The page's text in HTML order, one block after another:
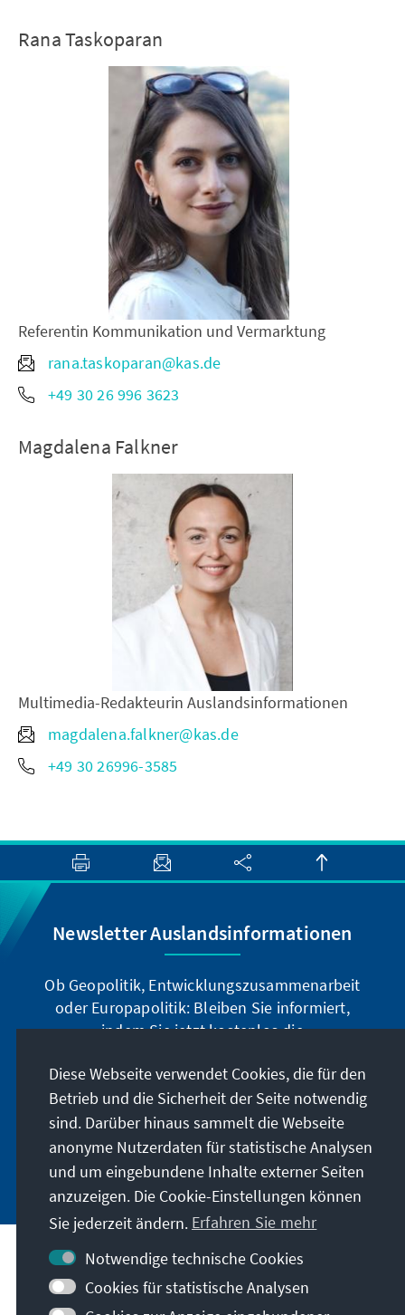
Rana Taskoparan
Referentin Kommunikation und Vermarktung
rana.taskoparan@kas.de
+49 30 26 996 3623
Magdalena Falkner
Multimedia-Redakteurin Auslandsinformationen
magdalena.falkner@kas.de
+49 30 26996-3585
Newsletter Auslandsinformationen
Ob Geopolitik, Entwicklungszusammenarbeit
oder Europapolitik: Bleiben Sie informiert,
indem Sie jetzt kostenlos die
die Ai digital über den deutschsprachigen
Newsletter, oder als Printprodukt in deutscher
und englischer Sprache beziehen.
Jetzt abonnieren
Besuchen Sie auch
Diese Webseite verwendet Cookies, die für den
Betrieb und die Sicherheit der Seite notwendig
sind. Darüber hinaus sammelt die Webseite
anonyme Nutzerdaten für statistische Analysen
und um eingebundene Inhalte externer Seiten
anzuzeigen. Die Cookie-Einstellungen können
Sie jederzeit ändern. Erfahren Sie mehr
Notwendige technische Cookies
Cookies für statistische Analysen